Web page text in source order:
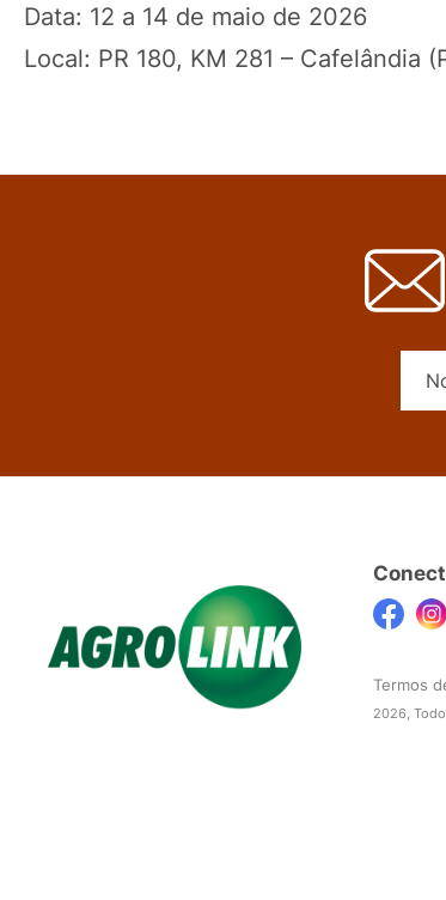
Data: 12 a 14 de maio de 2026
Local: PR 180, KM 281 – Cafelândia
Termos
2026,